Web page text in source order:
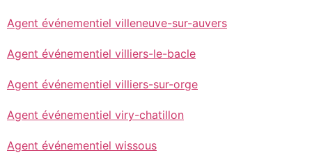
Agent événementiel villeneuve-sur-auvers
Agent événementiel villiers-le-bacle
Agent événementiel villiers-sur-orge
Agent événementiel viry-chatillon
Agent événementiel wissous